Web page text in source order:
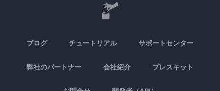
ブログ チュートリアル サポートセンター
弊社のパートナー 会社紹介 プレスキット